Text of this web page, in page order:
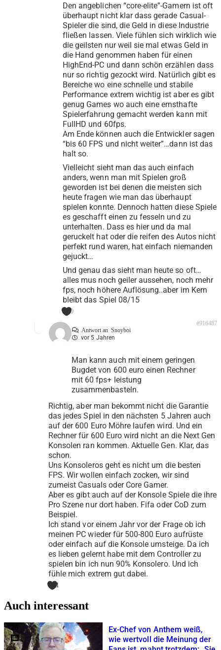
Den angeblichen “core-elite”-Gamern ist oft
überhaupt nicht klar dass gerade Casual-
Spieler die sind, die Geld in diese Industrie
fließen lassen. Viele fühlen sich wirklich wie
die geilsten nur weil sie mal etwas Geld in
die Hand genommen haben für einen
HighEnd-PC und dann schön erzählen dass
nur so richtig gezockt wird. Natürlich gibt es
Bereiche wo eine schnelle und stabile
Performance extrem wichtig ist aber es gibt
genug Games wo auch eine ernsthafte
Spielerfahrung gemacht werden kann mit
FullHD und 60fps.
Am Ende können auch die Entwickler sagen
“bis 60 FPS und nicht weiter”…dann ist das
halt so.
Vielleicht sieht man das auch einfach
anders, wenn man mit Spielen groß
geworden ist bei denen die meisten sich
heute fragen wie man das überhaupt
spielen konnte. Dennoch hatten diese Spiele
es geschafft einen zu fesseln und zu
unterhalten. Dass es hier und da mal
geruckelt hat oder die reifen des Autos nicht
perfekt rund waren, hat einfach niemanden
gejuckt…
Und genau das sieht man heute so oft…
alles mus noch geiler aussehen, noch mehr
fps, noch höhere Auflösung..aber im Kern
bleibt das Spiel 08/15
0
Antwort an Snoyboi
vor 5 Jahren
#916487
Man kann auch mit einem geringen
Bugdet von 600 euro einen Rechner
mit 60 fps+ leistung
zusammenbasteln.
Richtig, aber man bekommt nicht die Garantie
das jedes Spiel in den nächsten 5 Jahren auch
auf der 600 Euro Möhre laufen wird. Und ein
Rechner für 600 Euro wird nicht an die Next Gen
Konsolen ran kommen. Aktuelle Gen. Klar, das
schon.
Uns Konsoleros geht es nicht um die besten
FPS. Wir wollen einfach zocken, wir sind
zumeist Casuals oder Core Gamer.
Aber es gibt auch auf der Konsole Spiele die ihre
Pro Szene nur dort haben. Fifa oder CoD zum
Beispiel.
Ich stand vor einem Jahr vor der Frage ob ich
meinen PC wieder für 500-800 Euro aufrüste
oder einfach auf die Konsole umsteige. Da ich
es lieben gelernt habe mit dem Controller zu
spielen bin ich nun 90% Konsolero. Und ich
fühle mich extrem gut dabei.
1
Auch interessant
Ex-Chef von Anthem weiß,
wie wertvoll die Meinung der